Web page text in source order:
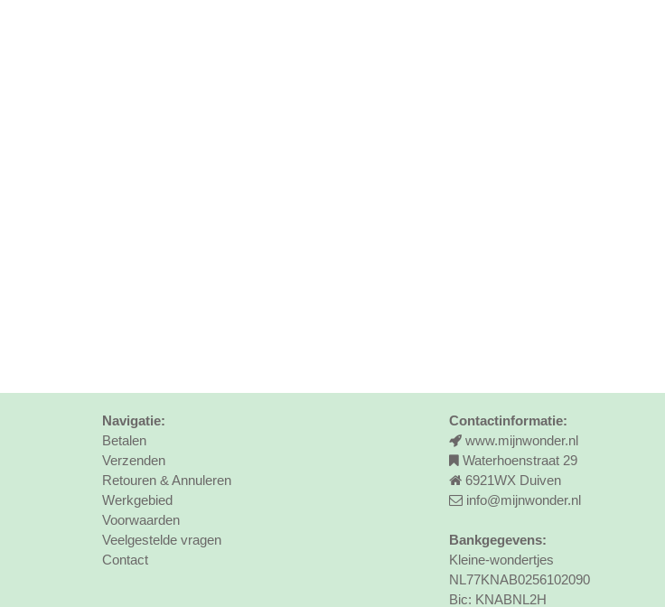
Navigatie:
Betalen
Verzenden
Retouren & Annuleren
Werkgebied
Voorwaarden
Veelgestelde vragen
Contact
Contactinformatie:
www.mijnwonder.nl
Waterhoenstraat 29
6921WX Duiven
info@mijnwonder.nl
Bankgegevens:
Kleine-wondertjes
NL77KNAB0256102090
Bic: KNABNL2H